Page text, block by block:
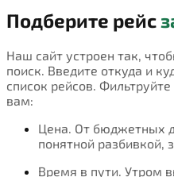
Подберите рейс
Наш сайт устроен так,
поиск. Введите откуда и
список рейсов.
вам:
Цена. От бюджетных
понятной разбивкой,
Время в пути. Утром